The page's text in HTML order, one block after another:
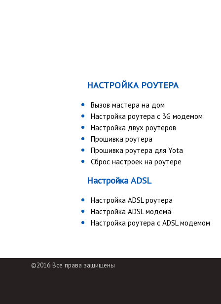
НАСТРОЙКА РОУТЕРА
Вызов мастера на дом
Настройка роутера с 3G модемом
Настройка двух роутеров
Прошивка роутера
Прошивка роутера для Yota
Сброс настроек на роутере
Настройка ADSL
Настройка ADSL роутера
Настройка ADSL модема
Настройка роутера с ADSL модемом
©2016 Все права защищены